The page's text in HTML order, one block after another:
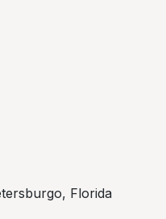
Florida